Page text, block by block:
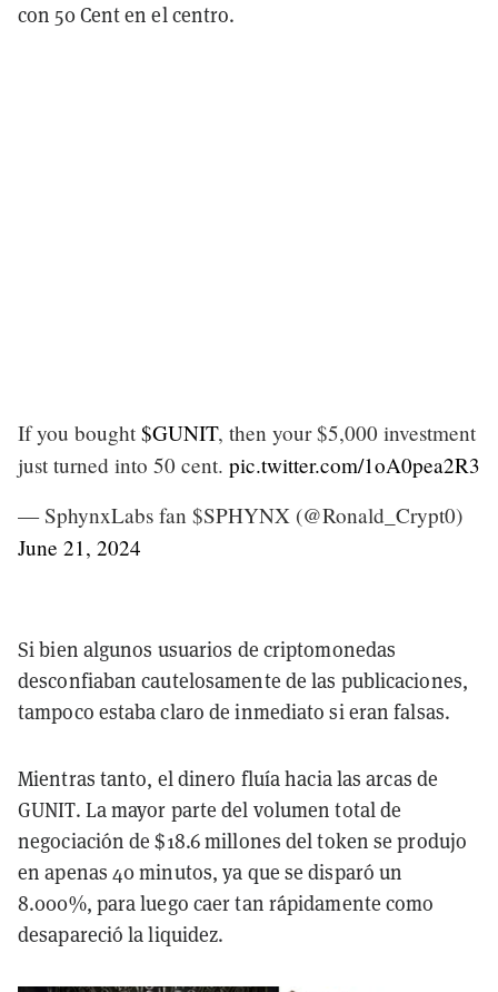
con 50 Cent en el centro.
If you bought $GUNIT, then your $5,000 investment
just turned into 50 cent. pic.twitter.com/1oA0pea2R3
— SphynxLabs fan $SPHYNX (@Ronald_Crypt0)
June 21, 2024
Si bien algunos usuarios de criptomonedas
desconfiaban cautelosamente de las publicaciones,
tampoco estaba claro de inmediato si eran falsas.
Mientras tanto, el dinero fluía hacia las arcas de
GUNIT. La mayor parte del volumen total de
negociación de $18.6 millones del token se produjo
en apenas 40 minutos, ya que se disparó un
8.000%, para luego caer tan rápidamente como
desapareció la liquidez.